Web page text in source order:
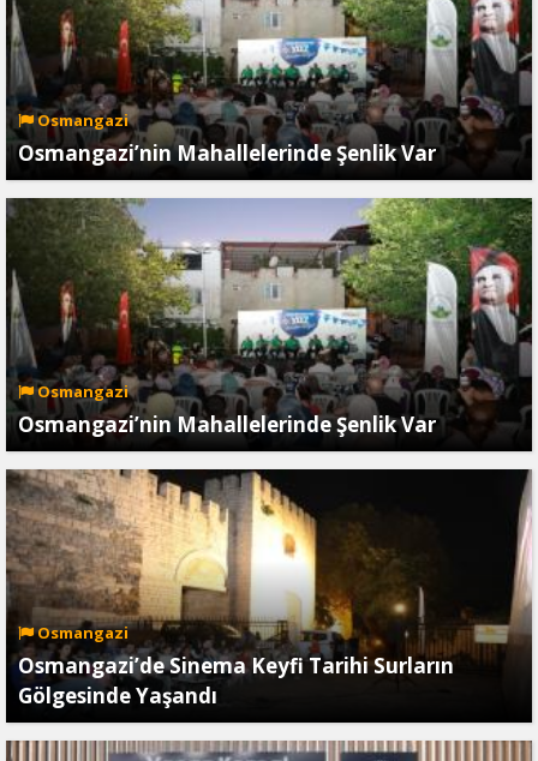
Osmangazi
Osmangazi’nin Mahallelerinde Şenlik Var
Osmangazi
Osmangazi’nin Mahallelerinde Şenlik Var
Osmangazi
Osmangazi’de Sinema Keyfi Tarihi Surların
Gölgesinde Yaşandı